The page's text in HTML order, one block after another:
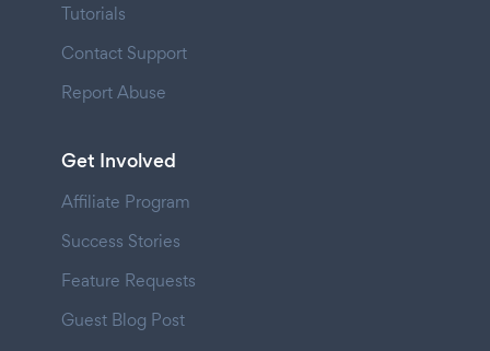
Tutorials
Contact Support
Report Abuse
Get Involved
Affiliate Program
Success Stories
Feature Requests
Guest Blog Post